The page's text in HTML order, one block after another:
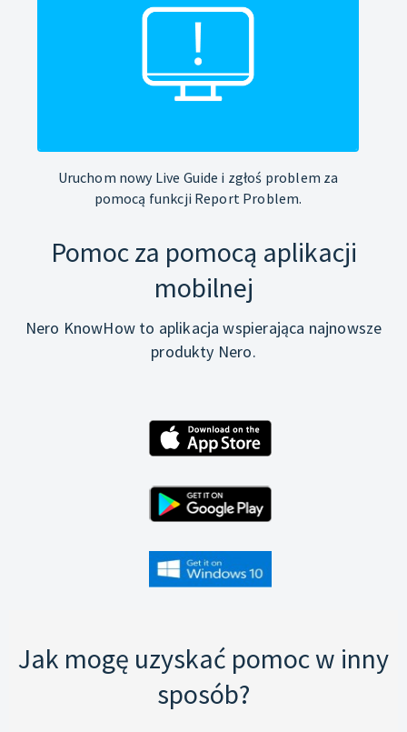
Uruchom nowy Live Guide i zgłoś problem za
pomocą funkcji Report Problem.
Pomoc za pomocą aplikacji
mobilnej
Nero KnowHow to aplikacja wspierająca najnowsze
produkty Nero.
Jak mogę uzyskać pomoc w inny
sposób?